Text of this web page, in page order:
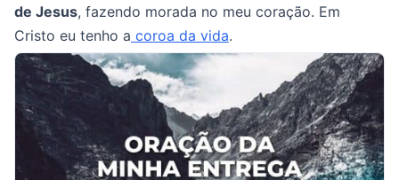
de Jesus, fazendo morada no meu coração. Em
Cristo eu tenho a coroa da vida.